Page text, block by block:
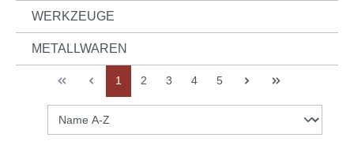
WERKZEUGE
METALLWAREN
1 2 3 4 5